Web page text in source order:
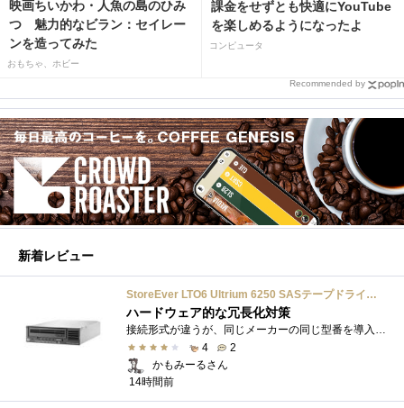
映画ちいかわ・人魚の島のひみ
つ 魅力的なビラン：セイレー
ンを造ってみた
おもちゃ、ホビー
課金をせずとも快適にYouTube
を楽しめるようになったよ
コンピュータ
Recommended by
新着レビュー
StoreEver LTO6 Ultrium 6250 SASテープドライブ(内蔵型)
ハードウェア的な冗長化対策
接続形式が違うが、同じメーカーの同じ型番を導入しています。製品としてのレビューは下記の方で行っています。いざ使おうとしたときに故障�...
4
2
かもみーるさん
14時間前